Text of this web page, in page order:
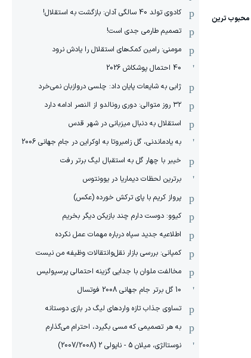
کادوی تولد 40 سالگی آدان: بازگشت به استقلال!
تصمیم طارمی جدی است!
مومنی: رامین کمک‌های استقلال را یادش نرود
40 احتمال پوشکاش 2026
ژابی به شایعات پایان داد: چلسی دروازبان نمی‌خرد
۳۲ روز متوالی: دوری رونالدو از النصر ادامه دارد
استقلال به دنبال میزبانی در شهر قدس
به یادماندنی، گل زامبروتا به اوکراین در جام جهانی 2006
خیبر با چهار گل به استقبال لیگ برتر رفت
برترین لحظات دیماریا در یوونتوس
پرواز کریم با پای ترکش خورده (عکس)
کیوو: دوست دارم چند بازیکن دیگر بخریم
اطلاعیه جدید سپاه درباره مهمات عمل نکرده
کمپانی: بررسی بازار نقل‌وانتقالات وظیفه من نیست
مخالفت ملوان با جدایی گزینه احتمالی پرسپولیس
10 گل برتر جام جهانی 2008 فوتسال
تساوی جذاب تازه واردهای لیگ در بازی دوستانه
به هر تصمیمی که مسی بگیرد، احترام می‌گذارم
نوستالژی، میلان 5 - ناپولی 2 (2007/2008)